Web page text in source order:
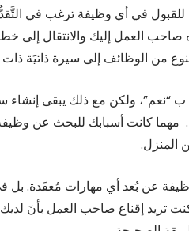
للقبول في أي وظيفة ترغب في
صاحب العمل إليك والانتقال إلى
من الوظائف إلى سيرة ذاتيَة
ب “نعم”، ولكن مع ذلك يبقى إنشاء
كانت أسبابك للبحث عن وظيفة
المنزل.
عن بُعد أي مهارات مُعقَدة. بل
تريد إقناع صاحب العمل بأنَ